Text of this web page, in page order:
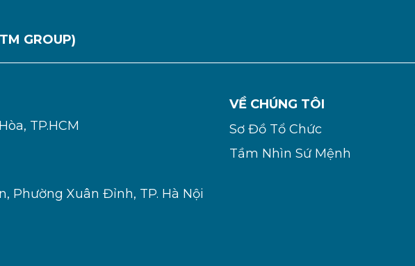
GROUP)
TP.HCM
Phường Xuân Đỉnh, TP. Hà Nội
VỀ CHÚNG TÔI
Sơ Đồ Tổ Chức
Tầm Nhìn Sứ Mệnh